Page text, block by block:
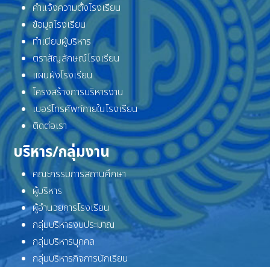
คำแจ้งความตั้งโรงเรียน
ข้อมูลโรงเรียน
ทำเนียบผู้บริหาร
ตราสัญลักษณ์โรงเรียน
แผนผังโรงเรียน
โครงสร้างการบริหารงาน
เบอร์โทรศัพท์ภายในโรงเรียน
ติดต่อเรา
บริหาร/กลุ่มงาน
คณะกรรมการสถานศึกษา
ผู้บริหาร
ผู้อำนวยการโรงเรียน
กลุ่มบริหารงบประมาณ
กลุ่มบริหารบุคคล
กลุ่มบริหารกิจการนักเรียน